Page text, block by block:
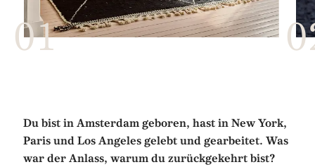
Du bist in Amsterdam geboren, hast in New York,
Paris und Los Angeles gelebt und gearbeitet. Was
war der Anlass, warum du zurückgekehrt bist?